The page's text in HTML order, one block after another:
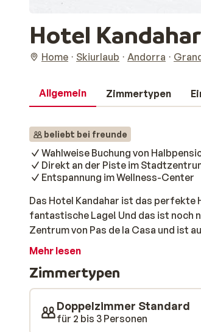
Hotel Kandahar
Home Skiurlaub Andorra
Allgemein Zimmertypen
beliebt bei freunde
Wahlweise Buchung von
Direkt an der Piste im
Entspannung im Wellness-Center
Das Hotel Kandahar ist das perfekte
fantastische Lage! Und das ist noch
Zentrum von Pas de la Casa und ist
Wellnessbereich ist eine schöne
Abend starten können. Das Hotel
Urlaub!
Mehr lesen
Zimmertypen
Doppelzimmer Standard
für 2 bis 3 Personen